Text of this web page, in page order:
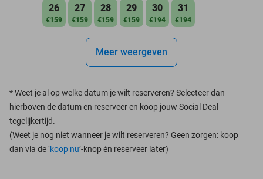
26
€159
27
€159
28
€159
29
€159
30
€194
31
€194
Meer weergeven
*Weet je al op welke datum je wilt reserveren? Selecteer dan
hierboven de datum en reserveer en koop jouw Social Deal
tegelijkertijd.
(Weet je nog niet wanneer je wilt reserveren? Geen zorgen: koop
dan via de ‘koop nu’-knop én reserveer later)